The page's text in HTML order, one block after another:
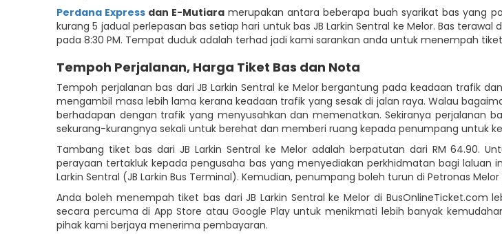
Perdana Express dan E-Mutiara merupakan antara beberapa buah syarikat bas yang
kurang 5 jadual perlepasan bas setiap hari untuk bas JB Larkin Sentral ke Melor. Bas
pada 8:30 PM. Tempat duduk adalah terhad jadi kami sarankan anda untuk menempah
Tempoh Perjalanan, Harga Tiket Bas dan Nota
Tempoh perjalanan bas dari JB Larkin Sentral ke Melor bergantung pada keadaan trafik
mengambil masa lebih lama kerana keadaan trafik yang sesak di jalan raya. Walau
berhadapan dengan trafik yang menyusahkan dan memenatkan. Sekiranya perjalanan
sekurang-kurangnya sekali untuk berehat dan memberi ruang kepada penumpang untuk
Tambang tiket bas dari JB Larkin Sentral ke Melor adalah berpatutan dari RM 64.90.
perayaan tertakluk kepada pengusaha bas yang menyediakan perkhidmatan bagi
Larkin Sentral (JB Larkin Bus Terminal). Kemudian, penumpang boleh turun di Petronas
Anda boleh menempah tiket bas dari JB Larkin Sentral ke Melor di BusOnlineTicket.com
secara percuma di App Store atau Google Play untuk menikmati lebih banyak
pihak kami berjaya menerima pembayaran.